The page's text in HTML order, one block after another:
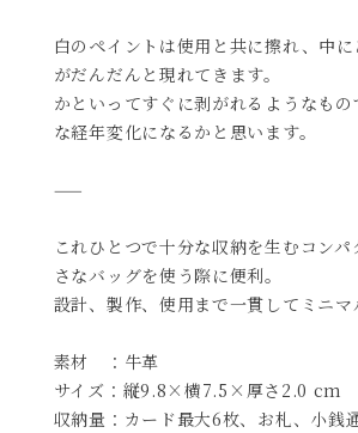
白のペイントは使用と共に擦れ、中
がだんだんと現れてきます。
かといってすぐに剥がれるようなも
な経年変化になるかと思います。
——
これひとつで十分な収納を生むコン
さなバッグを使う際に便利。
設計、製作、使用まで一貫してミニマ
素材 ：牛革
サイズ：縦9.8×横7.5×厚さ2.0 cm
収納量：カード最大6枚、お札、小銭